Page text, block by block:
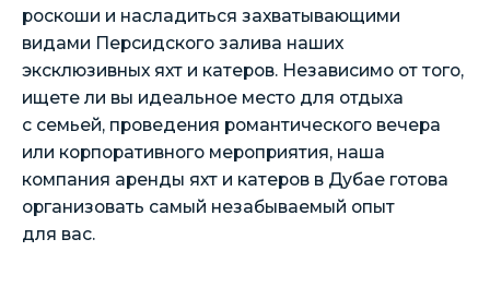
роскоши и насладиться захватывающими
видами Персидского залива наших
эксклюзивных яхт и катеров. Независимо от того,
ищете ли вы идеальное место для отдыха
с семьей, проведения романтического вечера
или корпоративного мероприятия, наша
компания аренды яхт и катеров в Дубае готова
организовать самый незабываемый опыт
для вас.